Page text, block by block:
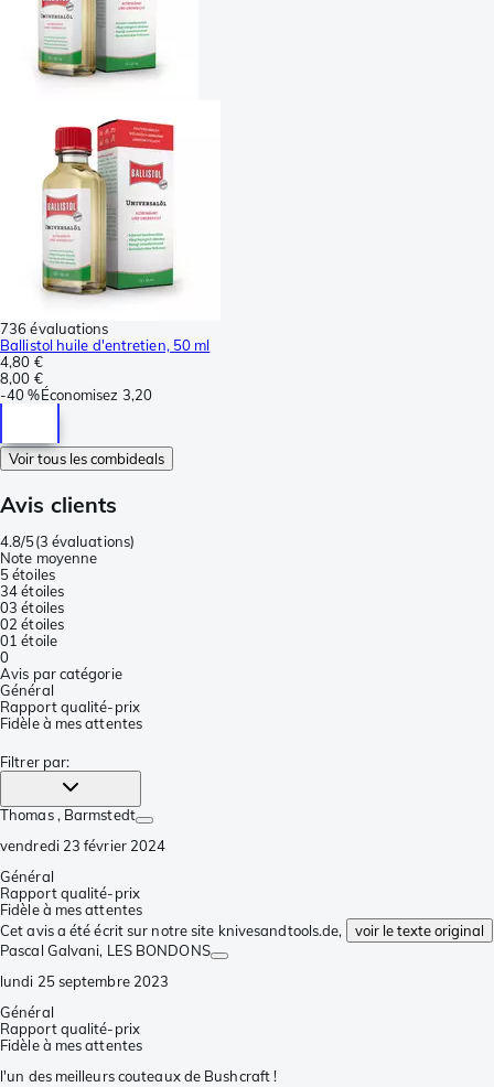
736 évaluations
Ballistol huile d'entretien, 50 ml
4,80 €
8,00 €
-40 %Économisez 3,20
Voir tous les combideals
Avis clients
4.8/5(3 évaluations)
Note moyenne
5 étoiles
34 étoiles
03 étoiles
02 étoiles
01 étoile
0
Avis par catégorie
Général
Rapport qualité-prix
Fidèle à mes attentes
Filtrer par:
Thomas , Barmstedt
vendredi 23 février 2024
Général
Rapport qualité-prix
Fidèle à mes attentes
Cet avis a été écrit sur notre site knivesandtools.de,
voir le texte original
Pascal Galvani, LES BONDONS
lundi 25 septembre 2023
Général
Rapport qualité-prix
Fidèle à mes attentes
l'un des meilleurs couteaux de Bushcraft !